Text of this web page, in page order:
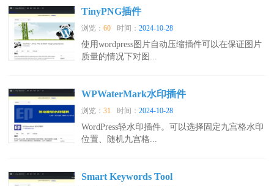
TinyPNG插件
浏览：60 时间：2024-10-28
使用wordpress图片自动压缩插件可以在保证图片
质量的情况下对图...
WPWaterMark水印插件
浏览：31 时间：2024-10-28
WordPress轻水印插件。可以选择固定九宫格水印
位置、随机九宫格...
Smart Keywords Tool